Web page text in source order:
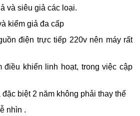
và siêu giả các loại.
kiểm giả đa cấp
điện trực tiếp 220v nên máy rất
điều khiển linh hoạt, trong việc cập
biệt 2 năm không phải thay thế
nhìn .